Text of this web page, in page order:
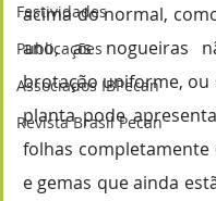
Festividades
Publicações
Associados IBPecan
Revista Brasil Pecan
acima do normal,
ano, as nogueiras
brotação uniforme, ou
planta pode
folhas completamente
e gemas que ainda